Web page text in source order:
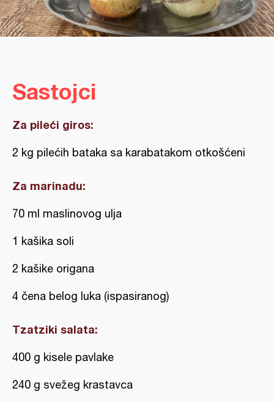
Sastojci
Za pileći giros:
2 kg pilećih bataka sa karabatakom otkošćeni
Za marinadu:
70 ml maslinovog ulja
1 kašika soli
2 kašike origana
4 čena belog luka (ispasiranog)
Tzatziki salata:
400 g kisele pavlake
240 g svežeg krastavca